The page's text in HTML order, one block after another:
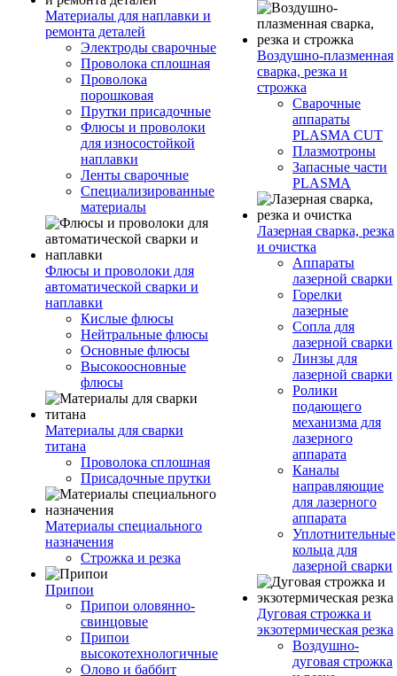
Материалы для наплавки и
ремонта деталей
Электроды сварочные
Проволока сплошная
Проволока
порошковая
Прутки присадочные
Флюсы и проволоки
для износостойкой
наплавки
Ленты сварочные
Специализированные
материалы
Флюсы и проволоки для
автоматической сварки и
наплавки
Кислые флюсы
Нейтральные флюсы
Основные флюсы
Высокоосновные
флюсы
Материалы для сварки
титана
Проволока сплошная
Присадочные прутки
Материалы специального
назначения
Строжка и резка
Припои
Припои оловянно-
свинцовые
Припои
высокотехнологичные
Олово и баббит
Воздушно-плазменная
сварка, резка и
строжка
Сварочные
аппараты
PLASMA CUT
Плазмотроны
Запасные части
PLASMA
Лазерная сварка, резка
и очистка
Аппараты
лазерной сварки
Горелки
лазерные
Сопла для
лазерной сварки
Линзы для
лазерной сварки
Ролики
подающего
механизма для
лазерного
аппарата
Каналы
направляющие
для лазерного
аппарата
Уплотнительные
кольца для
лазерной сварки
Дуговая строжка и
экзотермическая резка
Воздушно-
дуговая строжка